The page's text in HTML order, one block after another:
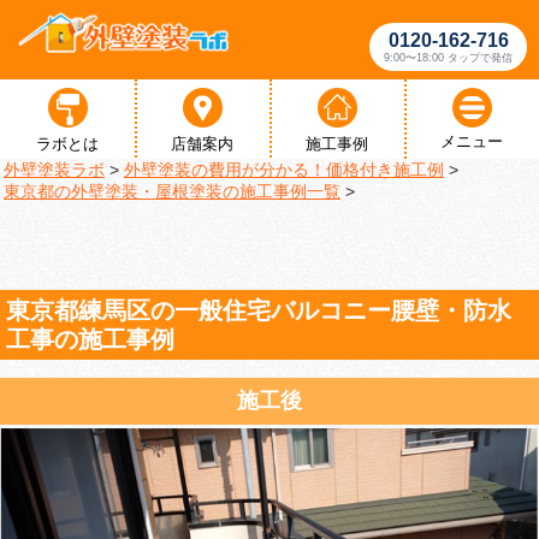
0120-162-716
9:00〜18:00 タップで発信
ラボとは 店舗案内 施工事例 メニュー
外壁塗装ラボ > 外壁塗装の費用が分かる！価格付き施工例 >
東京都の外壁塗装・屋根塗装の施工事例一覧 >
東京都練馬区の一般住宅バルコニー腰壁・防水
工事の施工事例
施工後